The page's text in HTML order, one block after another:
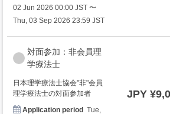
02 Jun 2026 00:00 JST 〜
Thu, 03 Sep 2026 23:59 JST
対面参加：非会員理
学療法士
日本理学療法士協会"非"会員
理学療法士の対面参加者
Application period Tue,
JPY